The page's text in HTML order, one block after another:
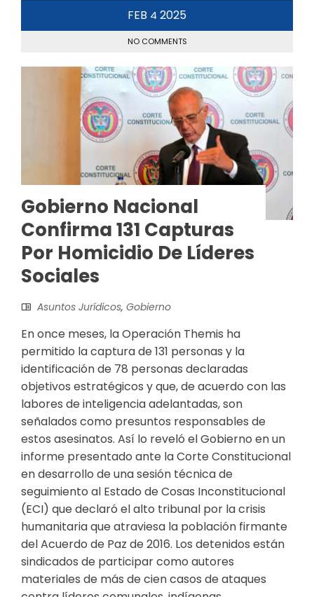
FEB 4 2025
NO COMMENTS
Gobierno Nacional
Confirma 131 Capturas
Por Homicidio De Líderes
Sociales
Asuntos Jurídicos, Gobierno
En once meses, la Operación Themis ha
permitido la captura de 131 personas y la
identificación de 78 personas declaradas
objetivos estratégicos y que, de acuerdo con las
labores de inteligencia adelantadas, son
señalados como presuntos responsables de
estos asesinatos. Así lo reveló el Gobierno en un
informe presentado ante la Corte Constitucional
en desarrollo de una sesión técnica de
seguimiento al Estado de Cosas Inconstitucional
(ECI) que declaró el alto tribunal por la crisis
humanitaria que atraviesa la población firmante
del Acuerdo de Paz de 2016. Los detenidos están
sindicados de participar como autores
materiales de más de cien casos de ataques